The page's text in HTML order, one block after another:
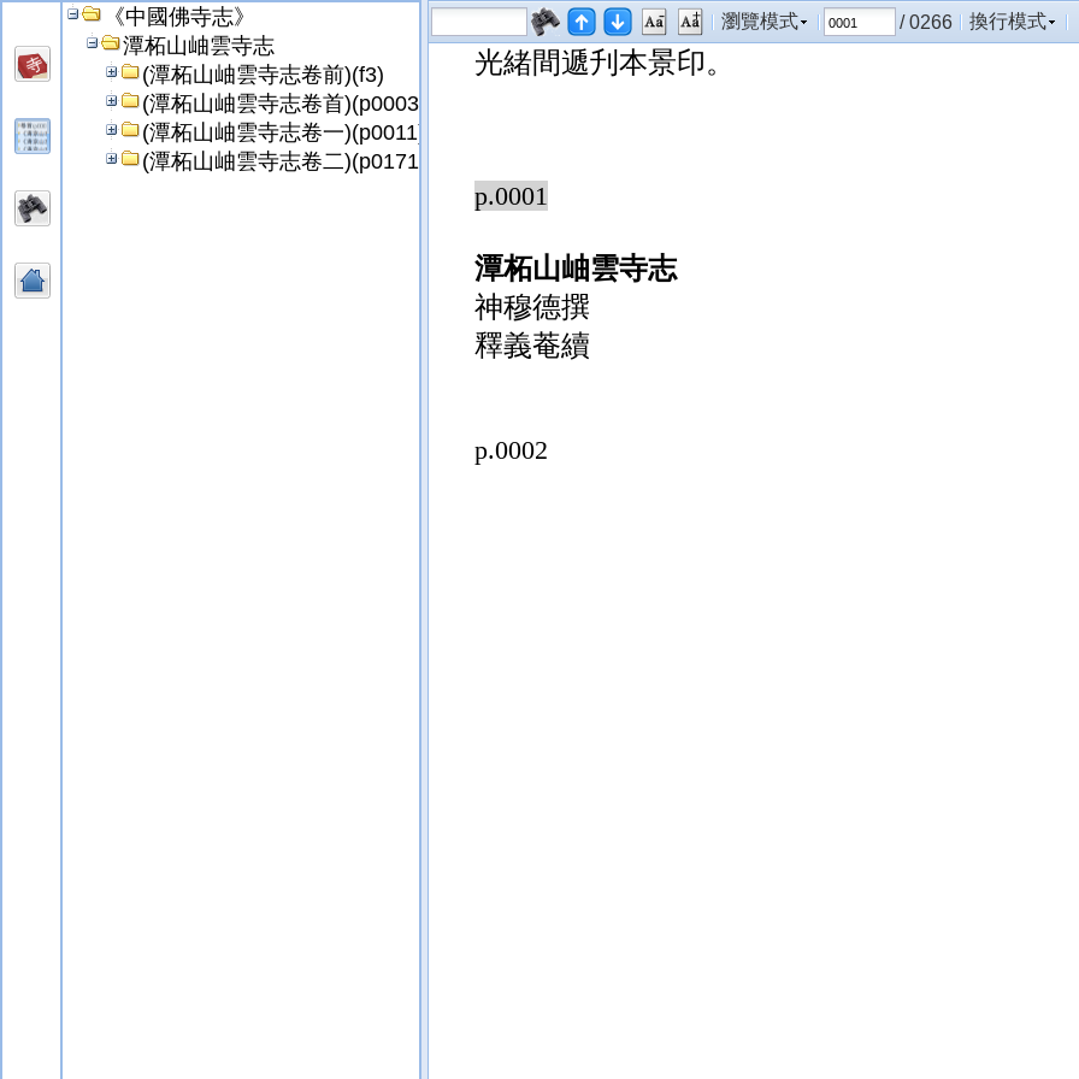
《中國佛寺志》
潭柘山岫雲寺志
(潭柘山岫雲寺志卷前)(f3)
(潭柘山岫雲寺志卷首)(p0003)
(潭柘山岫雲寺志卷一)(p0011)
(潭柘山岫雲寺志卷二)(p0171)
瀏覽模式 / 0266 換行模式
卷合刻為一帙。茲據國立中央圖書館藏清嘉慶
光緒間遞刋本景印。
p.0001
潭柘山岫雲寺志
神穆德撰
釋義菴續
p.0002